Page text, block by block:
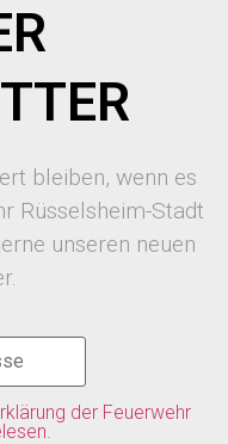
bleiben, wenn es
Rüsselsheim-Stadt
unseren neuen
der Feuerwehr